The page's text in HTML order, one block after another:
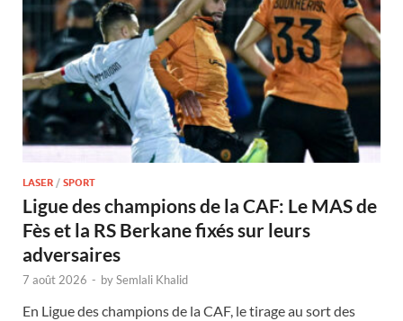
LASER / SPORT
Ligue des champions de la CAF: Le MAS de
Fès et la RS Berkane fixés sur leurs
adversaires
7 août 2026 - bySemlali Khalid
En Ligue des champions de la CAF, le tirage au sort des